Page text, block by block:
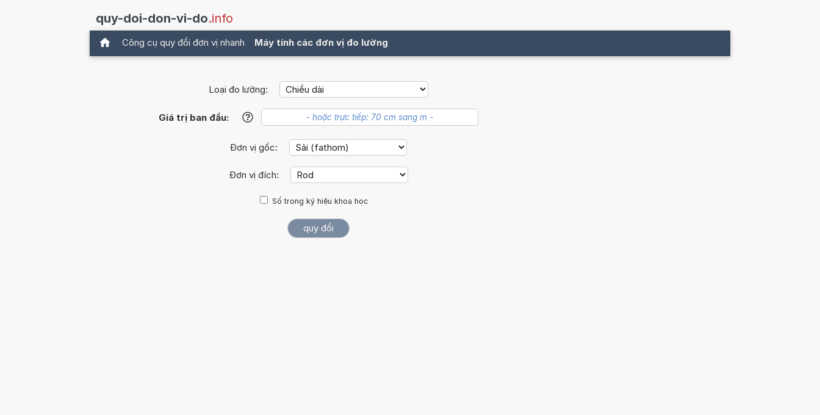
quy-doi-don-vi-do.info
Công cụ quy đổi đơn vị nhanh Máy tính các đơn vị đo lường
Loại đo lường:
Giá trị ban đầu: ?
Đơn vị gốc:
Đơn vị đích:
Số trong ký hiệu khoa học